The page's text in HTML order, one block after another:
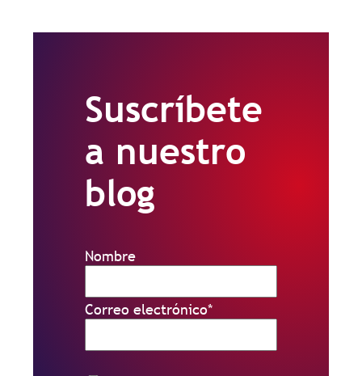
Suscríbete
a nuestro
blog
Nombre
Correo electrónico*